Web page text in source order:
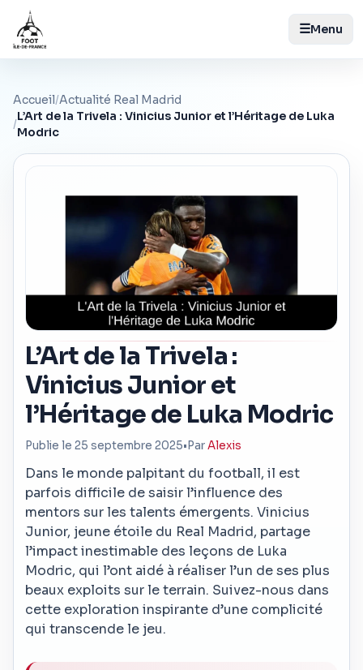
☰Menu
Accueil/Actualité Real Madrid
/
L’Art de la Trivela : Vinicius Junior et l’Héritage de Luka
Modric
L’Art de la Trivela :
Vinicius Junior et
l’Héritage de Luka Modric
Publie le 25 septembre 2025• ParAlexis
Dans le monde palpitant du football, il est
parfois difficile de saisir l’influence des
mentors sur les talents émergents. Vinicius
Junior, jeune étoile du Real Madrid, partage
l’impact inestimable des leçons de Luka
Modric, qui l’ont aidé à réaliser l’un de ses plus
beaux exploits sur le terrain. Suivez-nous dans
cette exploration inspirante d’une complicité
qui transcende le jeu.